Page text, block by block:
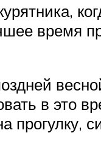
время
в это